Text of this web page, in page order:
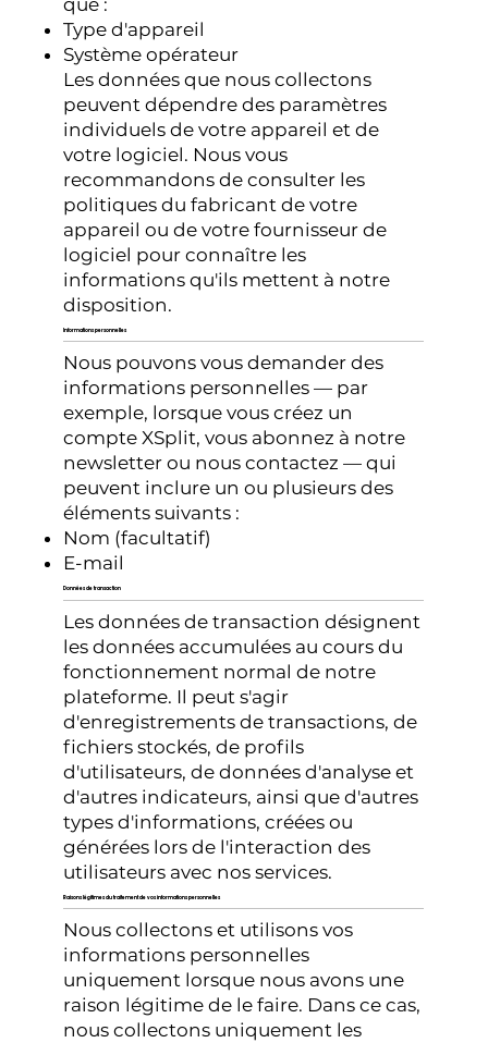
Type d'appareil
Système opérateur
Les données que nous collectons
peuvent dépendre des paramètres
individuels de votre appareil et de
votre logiciel. Nous vous
recommandons de consulter les
politiques du fabricant de votre
appareil ou de votre fournisseur de
logiciel pour connaître les
informations qu'ils mettent à notre
disposition.
Informations personnelles
Nous pouvons vous demander des
informations personnelles — par
exemple, lorsque vous créez un
compte XSplit, vous abonnez à notre
newsletter ou nous contactez — qui
peuvent inclure un ou plusieurs des
éléments suivants :
Nom (facultatif)
E-mail
Données de transaction
Les données de transaction désignent
les données accumulées au cours du
fonctionnement normal de notre
plateforme. Il peut s'agir
d'enregistrements de transactions, de
fichiers stockés, de profils
d'utilisateurs, de données d'analyse et
d'autres indicateurs, ainsi que d'autres
types d'informations, créées ou
générées lors de l'interaction des
utilisateurs avec nos services.
Raisons légitimes du traitement de vos informations personnelles
Nous collectons et utilisons vos
informations personnelles
uniquement lorsque nous avons une
raison légitime de le faire. Dans ce cas,
nous collectons uniquement les